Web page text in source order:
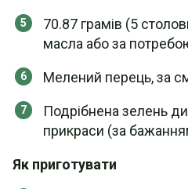
70.87 грамів (5
масла або за
Мелений перець, за
Подрібнена зелень
прикраси (за
Як приготувати